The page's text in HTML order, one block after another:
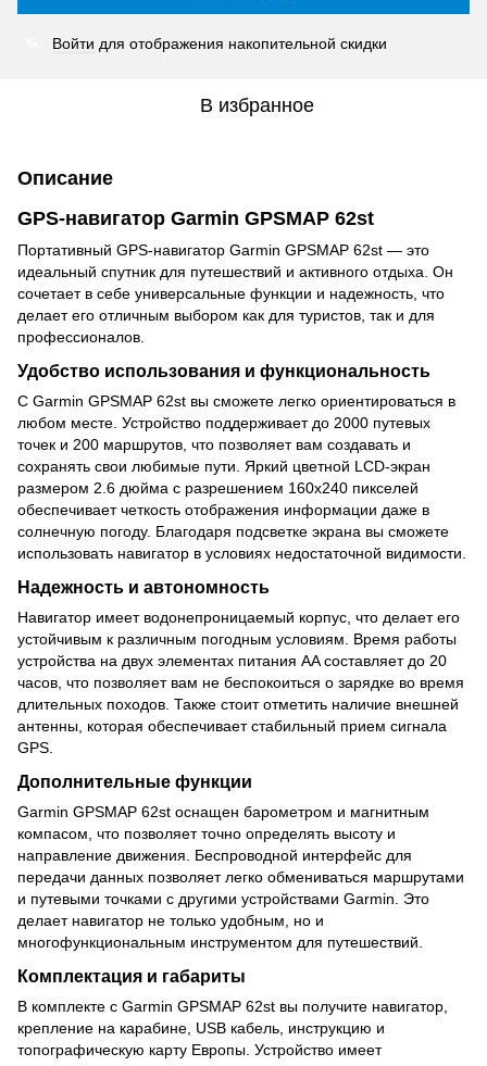
Войти для отображения накопительной скидки
В избранное
Описание
GPS-навигатор Garmin GPSMAP 62st
Портативный GPS-навигатор Garmin GPSMAP 62st — это
идеальный спутник для путешествий и активного отдыха. Он
сочетает в себе универсальные функции и надежность, что
делает его отличным выбором как для туристов, так и для
профессионалов.
Удобство использования и функциональность
С Garmin GPSMAP 62st вы сможете легко ориентироваться в
любом месте. Устройство поддерживает до 2000 путевых
точек и 200 маршрутов, что позволяет вам создавать и
сохранять свои любимые пути. Яркий цветной LCD-экран
размером 2.6 дюйма с разрешением 160x240 пикселей
обеспечивает четкость отображения информации даже в
солнечную погоду. Благодаря подсветке экрана вы сможете
использовать навигатор в условиях недостаточной видимости.
Надежность и автономность
Навигатор имеет водонепроницаемый корпус, что делает его
устойчивым к различным погодным условиям. Время работы
устройства на двух элементах питания AA составляет до 20
часов, что позволяет вам не беспокоиться о зарядке во время
длительных походов. Также стоит отметить наличие внешней
антенны, которая обеспечивает стабильный прием сигнала
GPS.
Дополнительные функции
Garmin GPSMAP 62st оснащен барометром и магнитным
компасом, что позволяет точно определять высоту и
направление движения. Беспроводной интерфейс для
передачи данных позволяет легко обмениваться маршрутами
и путевыми точками с другими устройствами Garmin. Это
делает навигатор не только удобным, но и
многофункциональным инструментом для путешествий.
Комплектация и габариты
В комплекте с Garmin GPSMAP 62st вы получите навигатор,
крепление на карабине, USB кабель, инструкцию и
топографическую карту Европы. Устройство имеет